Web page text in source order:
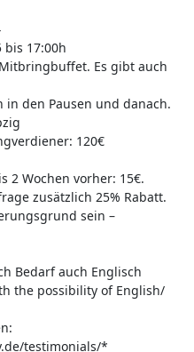
bis 17:00h
Es gibt auch
den Pausen und danach.
120€
2 Wochen vorher: 15€.
zusätzlich 25% Rabatt.
sein –
Bedarf auch Englisch
the possibility of English/
testimonials/*